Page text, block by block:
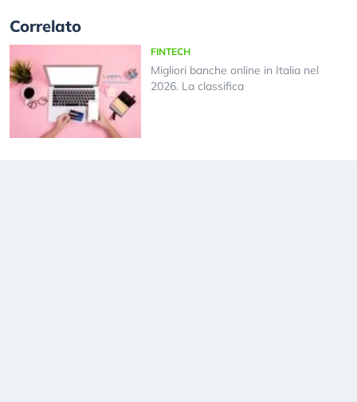
Correlato
FINTECH
Migliori banche online in Italia nel
2026. La classifica